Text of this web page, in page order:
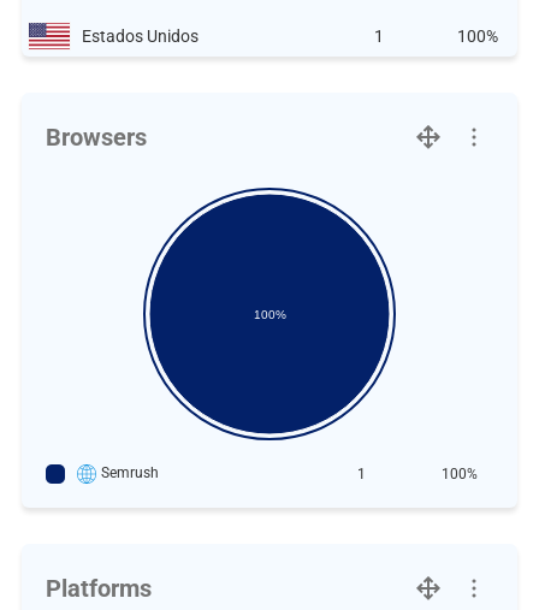
Estados Unidos 1 100%
Browsers
100%
Semrush 1 100%
Platforms